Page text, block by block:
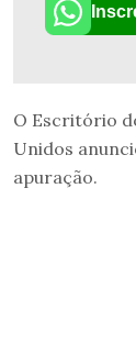
O Escritório
Unidos
apuração.